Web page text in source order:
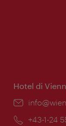
Hotel di
Email:
Telefono:
+43-1-24